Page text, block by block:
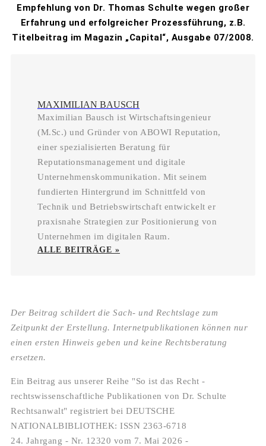
Empfehlung von Dr. Thomas Schulte wegen großer
Erfahrung und erfolgreicher Prozessführung, z.B.
Titelbeitrag im Magazin „Capital“, Ausgabe 07/2008.
MAXIMILIAN BAUSCH
Maximilian Bausch ist Wirtschaftsingenieur
(M.Sc.) und Gründer von ABOWI Reputation,
einer spezialisierten Beratung für
Reputationsmanagement und digitale
Unternehmenskommunikation. Mit seinem
fundierten Hintergrund im Schnittfeld von
Technik und Betriebswirtschaft entwickelt er
praxisnahe Strategien zur Positionierung von
Unternehmen im digitalen Raum.
ALLE BEITRÄGE »
Der Beitrag schildert die Sach- und Rechtslage zum
Zeitpunkt der Erstellung. Internetpublikationen können nur
einen ersten Hinweis geben und keine Rechtsberatung
ersetzen.
Ein Beitrag aus unserer Reihe "So ist das Recht -
rechtswissenschaftliche Publikationen von Dr. Schulte
Rechtsanwalt" registriert bei DEUTSCHE
NATIONALBIBLIOTHEK: ISSN 2363-6718
24. Jahrgang - Nr. 12320 vom 7. Mai 2026 -